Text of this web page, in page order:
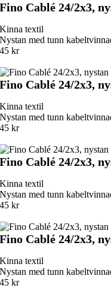
Fino Cablé 24/2x3,
Kinna textil
Nystan med tunn
45 kr
Fino Cablé 24/2x3,
Kinna textil
Nystan med tunn
45 kr
Fino Cablé 24/2x3,
Kinna textil
Nystan med tunn
45 kr
Fino Cablé 24/2x3,
Kinna textil
Nystan med tunn
45 kr